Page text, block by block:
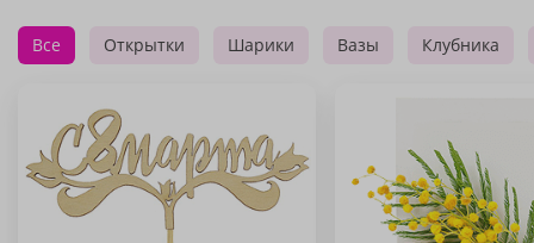
Все Открытки Шарики Вазы Клубника